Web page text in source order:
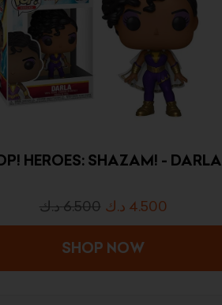
HEROES: SHAZAM! - DARLA
6.500د.ك 4.500 د.ك
SHOP NOW